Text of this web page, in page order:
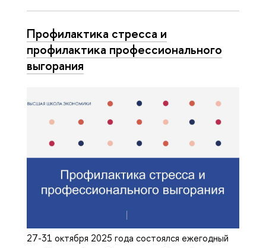
Профилактика стресса и
профилактика профессионального
выгорания
27-31 октября 2025 года состоялся ежегодный